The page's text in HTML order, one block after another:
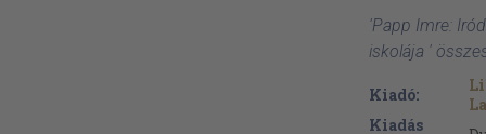
'Papp Imre:
iskolája '
Kiadó:
Kiadás